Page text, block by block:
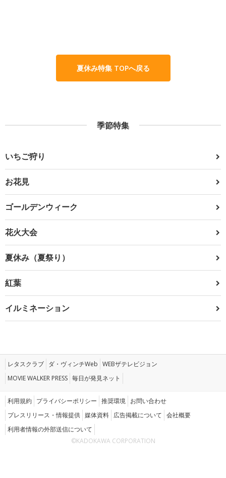
夏休み特集 TOPへ戻る
季節特集
いちご狩り
お花見
ゴールデンウィーク
花火大会
夏休み（夏祭り）
紅葉
イルミネーション
レタスクラブ ダ・ヴィンチWeb WEBザテレビジョン
MOVIE WALKER PRESS 毎日が発見ネット
利用規約 プライバシーポリシー 推奨環境 お問い合わせ
プレスリリース・情報提供 媒体資料 広告掲載について 会社概要
利用者情報の外部送信について
©KADOKAWA CORPORATION